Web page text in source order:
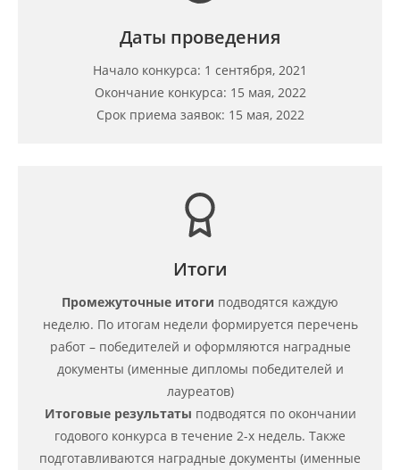
Даты проведения
Начало конкурса: 1 сентября, 2021
Окончание конкурса: 15 мая, 2022
Срок приема заявок: 15 мая, 2022
Итоги
Промежуточные итоги подводятся каждую
неделю. По итогам недели формируется перечень
работ – победителей и оформляются наградные
документы (именные дипломы победителей и
лауреатов)
Итоговые результаты подводятся по окончании
годового конкурса в течение 2-х недель. Также
подготавливаются наградные документы (именные